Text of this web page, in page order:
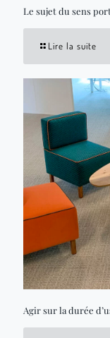
Le sujet du sens
Lire la suite
Agir sur la durée